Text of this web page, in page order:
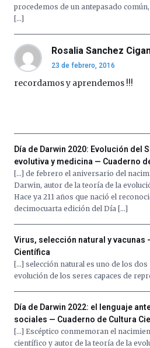
procedemos de un antepasado
[…]
Rosalia Sanchez
23 de febrero, 2016
recordamos y aprendemos !!!
Día de Darwin 2020: Evolución del
evolutiva y medicina — Cuaderno
[…] de febrero el aniversario del
Darwin, autor de la teoría de la
Hace ya 211 años que nació el
decimocuarta edición del Día […]
Virus, selección natural y vacunas
Científica
[…] selección natural es uno de los
evolución de los seres capaces de
Día de Darwin 2022: el lenguaje
sociales — Cuaderno de Cultura
[…] Escéptico conmemoran el
científico y autor de la teoría de la